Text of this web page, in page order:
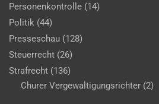
Personenkontrolle (14)
Politik (44)
Presseschau (128)
Steuerrecht (26)
Strafrecht (136)
Churer Vergewaltigungsrichter (2)